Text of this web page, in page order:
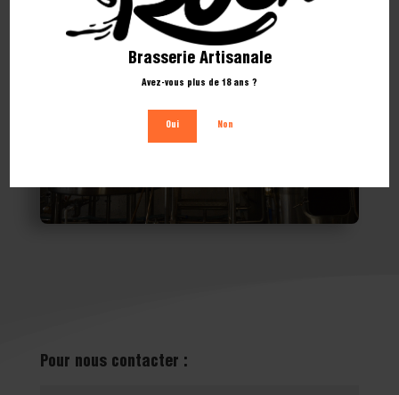
Brasserie Artisanale
Avez-vous plus de 18 ans ?
Oui Non
Pour nous contacter :